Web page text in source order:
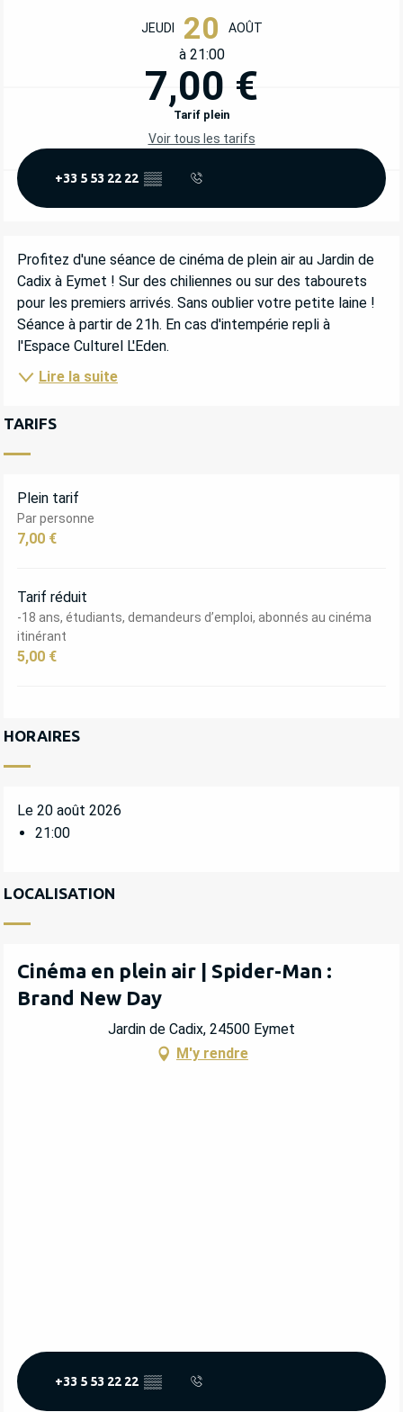
OUVERTURE ET COORDONNÉES
JEUDI 20 AOÛT
à 21:00
7,00 €
Tarif plein
Voir tous les tarifs
+33 5 53 22 22 ▒▒
DESCRIPTION
Profitez d'une séance de cinéma de plein air au Jardin de
Cadix à Eymet ! Sur des chiliennes ou sur des tabourets
pour les premiers arrivés. Sans oublier votre petite laine !
Séance à partir de 21h. En cas d'intempérie repli à
l'Espace Culturel L'Eden.
Lire la suite
TARIFS
Plein tarif
Par personne
7,00 €
Tarif réduit
-18 ans, étudiants, demandeurs d’emploi, abonnés au cinéma
itinérant
5,00 €
HORAIRES
Le 20 août 2026
21:00
LOCALISATION
Cinéma en plein air | Spider-Man :
Brand New Day
Jardin de Cadix, 24500 Eymet
M'y rendre
+33 5 53 22 22 ▒▒